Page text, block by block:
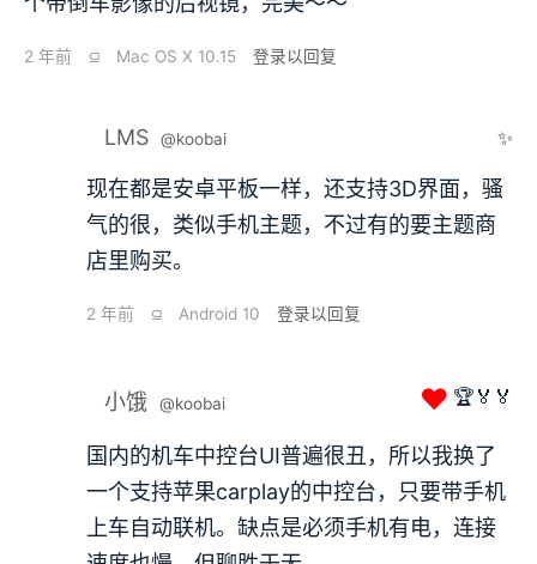
2 年前 ⫑ Mac OS X 10.15 登录以回复
LMS @koobai ✨
现在都是安卓平板一样，还支持3D界面，骚
气的很，类似手机主题，不过有的要主题商
店里购买。
2 年前 ⫑ Android 10 登录以回复
小饿 @koobai ❤ 🏆🏅🏅
国内的机车中控台UI普遍很丑，所以我换了
一个支持苹果carplay的中控台，只要带手机
上车自动联机。缺点是必须手机有电，连接